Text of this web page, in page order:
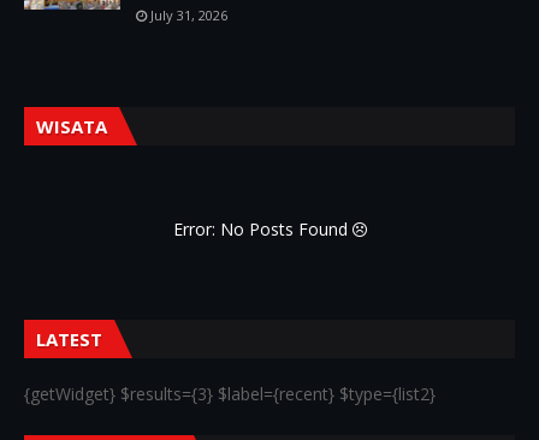
July 31, 2026
WISATA
Error: No Posts Found
LATEST
{getWidget} $results={3} $label={recent} $type={list2}